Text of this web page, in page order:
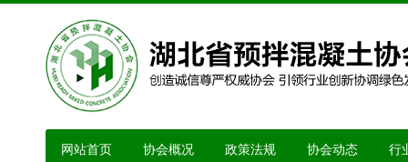
网站首页 协会概况 政策法规 协会动态 行